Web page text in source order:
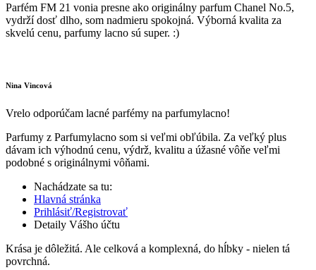
Parfém FM 21 vonia presne ako originálny parfum Chanel No.5,
vydrží dosť dlho, som nadmieru spokojná. Výborná kvalita za
skvelú cenu, parfumy lacno sú super. :)
Nina Vincová
Vrelo odporúčam lacné parfémy na parfumylacno!
Parfumy z Parfumylacno som si veľmi obľúbila. Za veľký plus
dávam ich výhodnú cenu, výdrž, kvalitu a úžasné vôňe veľmi
podobné s originálnymi vôňami.
Nachádzate sa tu:
Hlavná stránka
Prihlásiť/Registrovať
Detaily Vášho účtu
Krása je dôležitá. Ale celková a komplexná, do hĺbky - nielen tá
povrchná.